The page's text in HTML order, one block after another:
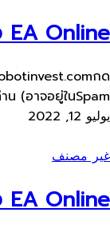
EA Online
กด
อาจอยู่ใน​Spam,...
يوليو 12, 2022
غير مصنف
EA Online